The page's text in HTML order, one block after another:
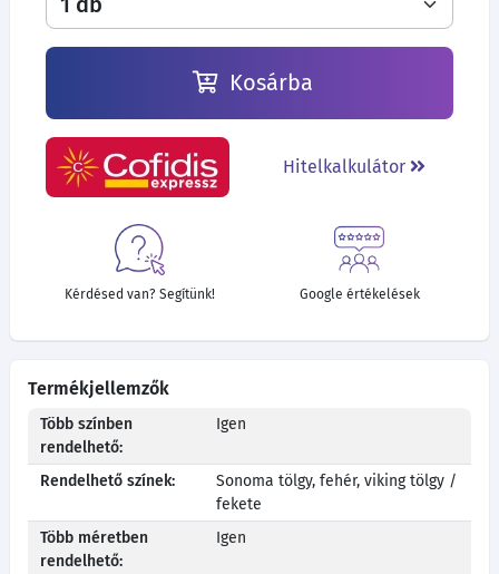
Kosárba
Hitelkalkulátor
Kérdésed van? Segítünk! Google értékelések
Termékjellemzők
Több színben
rendelhető:
Igen
Rendelhető színek:
Sonoma tölgy, fehér, viking tölgy /
fekete
Több méretben
rendelhető:
Igen